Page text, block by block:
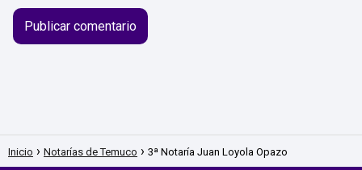
Inicio Notarías de Temuco 3ª Notaría Juan Loyola Opazo